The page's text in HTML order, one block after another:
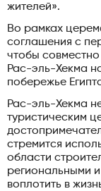
жителей».
Во рамках
соглашения с
чтобы
Рас-эль-Хекма
побережье
Рас-эль-Хекма
туристическим
стремится
области
региональными
воплотить в